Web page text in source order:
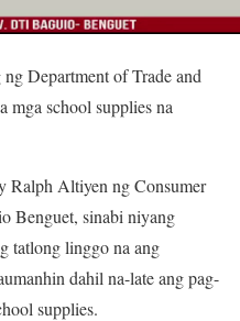
Department of Trade and
school supplies na
Ralph Altiyen ng Consumer
Benguet, sinabi niyang
tatlong linggo na ang
dahil na-late ang pag-
supplies.